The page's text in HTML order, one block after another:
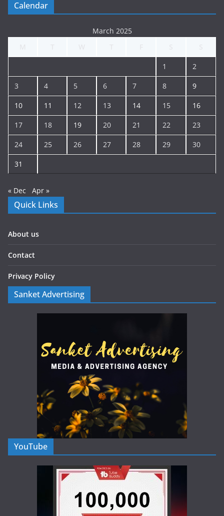
Calendar
March 2025
1 2
3 4 5 6 7 8 9
10 11 12 13 14 15 16
17 18 19 20 21 22 23
24 25 26 27 28 29 30
31
« Dec Apr »
Quick Links
About us
Contact
Privacy Policy
Sanket Advertising
YouTube